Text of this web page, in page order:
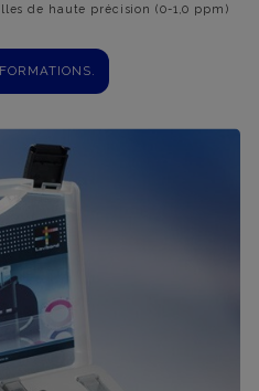
de haute précision (0-1,0 ppm)